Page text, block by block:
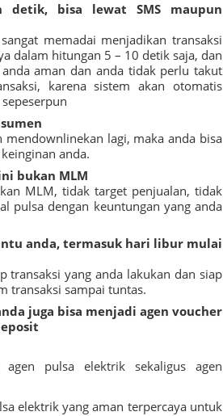
detik, bisa lewat SMS maupun
memadai menjadikan transaksi
dalam hitungan 5 – 10 detik saja, dan
aman dan anda tidak perlu takut
karena sistem akan otomatis
mendownlinekan lagi, maka anda bisa
anda.
bukan MLM
MLM, tidak target penjualan, tidak
pulsa dengan keuntungan yang anda
anda, termasuk hari libur mulai
transaksi yang anda lakukan dan siap
transaksi sampai tuntas.
juga bisa menjadi agen voucher
pulsa elektrik sekaligus agen
elektrik yang aman terpercaya untuk